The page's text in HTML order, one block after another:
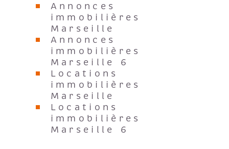
Annonces
immobilières
Marseille
Annonces
immobilières
Marseille 6
Locations
immobilières
Marseille
Locations
immobilières
Marseille 6